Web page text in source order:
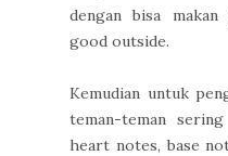
dengan bisa
good outside.
Kemudian untuk
teman-teman
heart notes, base